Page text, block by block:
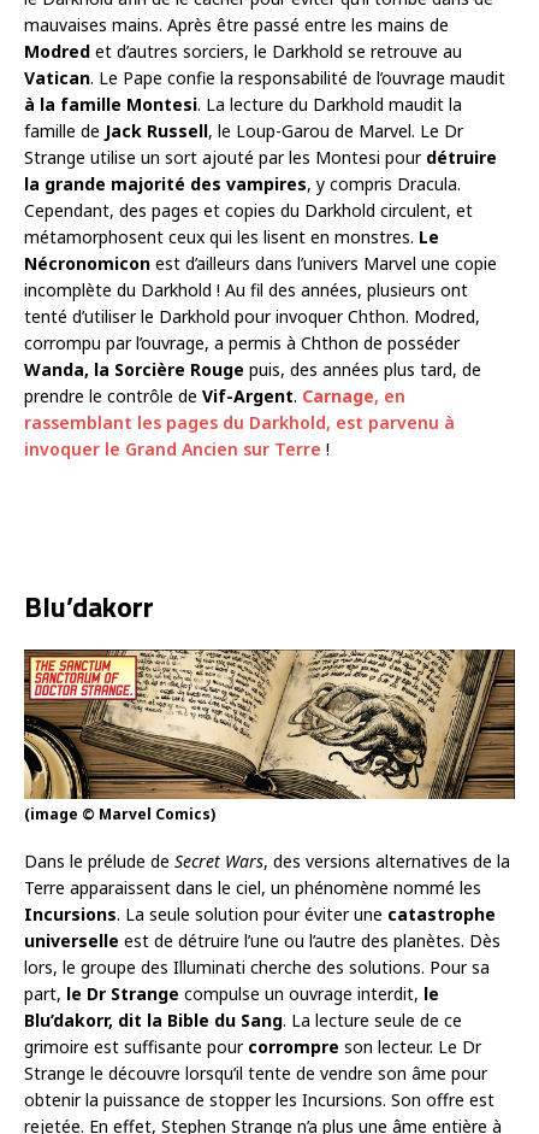
mauvaises mains. Après être passé entre les mains de
Modred et d’autres sorciers, le Darkhold se retrouve au
Vatican. Le Pape confie la responsabilité de l’ouvrage maudit
à la famille Montesi. La lecture du Darkhold maudit la
famille de Jack Russell, le Loup-Garou de Marvel. Le Dr
Strange utilise un sort ajouté par les Montesi pour détruire
la grande majorité des vampires, y compris Dracula.
Cependant, des pages et copies du Darkhold circulent, et
métamorphosent ceux qui les lisent en monstres. Le
Nécronomicon est d’ailleurs dans l’univers Marvel une copie
incomplète du Darkhold ! Au fil des années, plusieurs ont
tenté d’utiliser le Darkhold pour invoquer Chthon. Modred,
corrompu par l’ouvrage, a permis à Chthon de posséder
Wanda, la Sorcière Rouge puis, des années plus tard, de
prendre le contrôle de Vif-Argent. Carnage, en
rassemblant les pages du Darkhold, est parvenu à
invoquer le Grand Ancien sur Terre !
Blu’dakorr
(image © Marvel Comics)
Dans le prélude de Secret Wars, des versions alternatives de la
Terre apparaissent dans le ciel, un phénomène nommé les
Incursions. La seule solution pour éviter une catastrophe
universelle est de détruire l’une ou l’autre des planètes. Dès
lors, le groupe des Illuminati cherche des solutions. Pour sa
part, le Dr Strange compulse un ouvrage interdit, le
Blu’dakorr, dit la Bible du Sang. La lecture seule de ce
grimoire est suffisante pour corrompre son lecteur. Le Dr
Strange le découvre lorsqu’il tente de vendre son âme pour
obtenir la puissance de stopper les Incursions. Son offre est
rejetée. En effet, Stephen Strange n’a plus une âme entière à